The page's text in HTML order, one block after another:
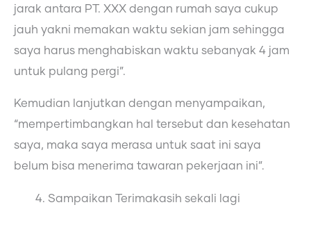
jarak antara PT. XXX dengan rumah saya cukup
jauh yakni memakan waktu sekian jam sehingga
saya harus menghabiskan waktu sebanyak 4 jam
untuk pulang pergi”.
Kemudian lanjutkan dengan menyampaikan,
“mempertimbangkan hal tersebut dan kesehatan
saya, maka saya merasa untuk saat ini saya
belum bisa menerima tawaran pekerjaan ini”.
Sampaikan Terimakasih sekali lagi